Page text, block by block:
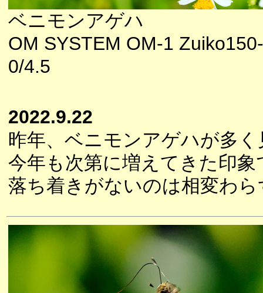
ベニモンアゲハ
OM SYSTEM OM-1
0/4.5
2022.9.22
昨年、ベニモンアゲハが多
今年も次第に増えてきた印象
落ち着きがないのは相変わ